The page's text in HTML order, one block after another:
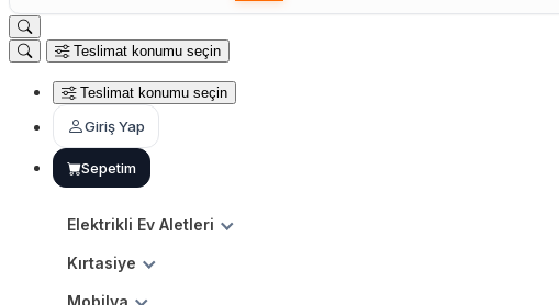
Teslimat konumu seçin
Teslimat konumu seçin
Giriş Yap
Sepetim
Elektrikli Ev Aletleri
Kırtasiye
Mobilya